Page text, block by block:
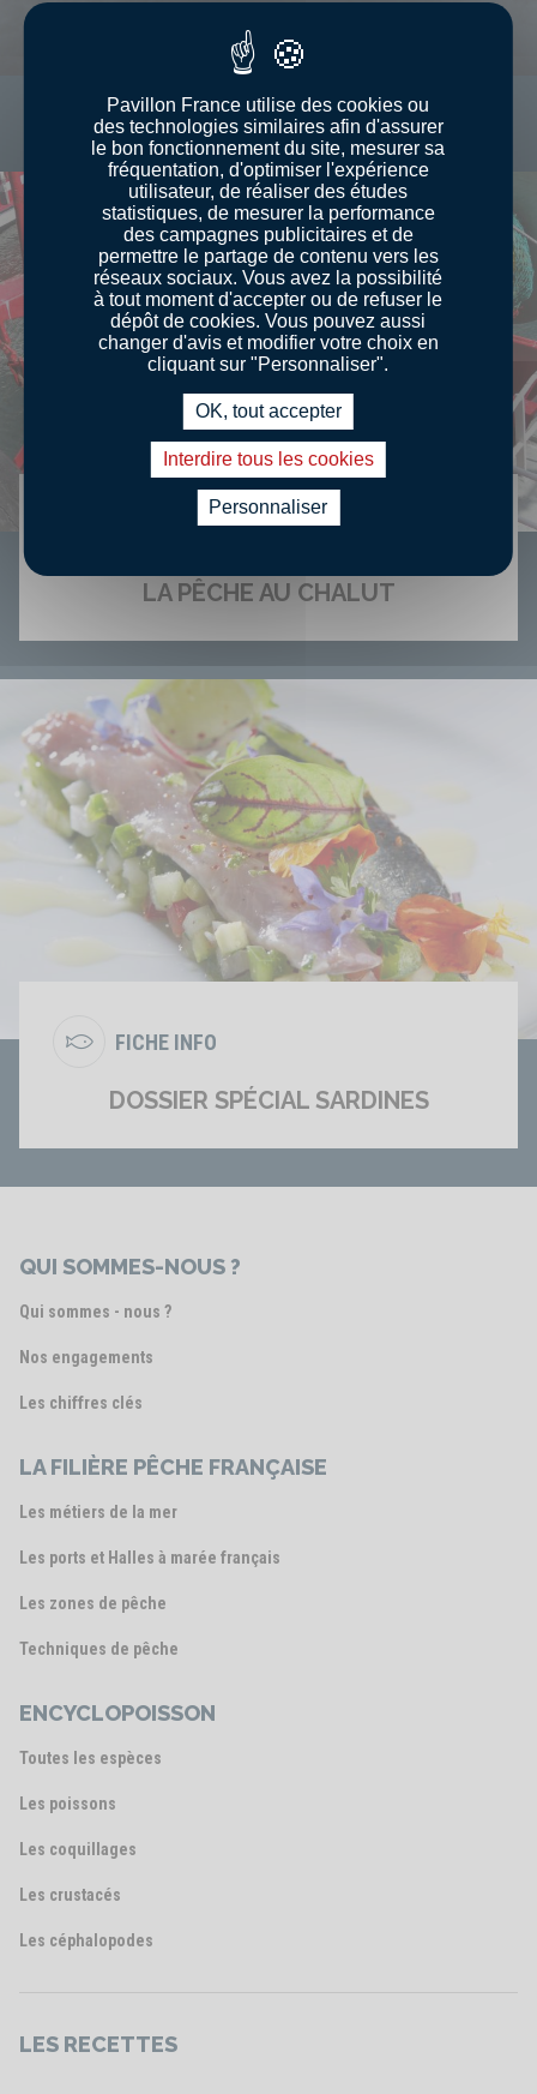
EN SAVOIR PLUS
LES TECHNIQUES DE PÊCHE
LA PÊCHE AU CHALUT
FICHE INFO
DOSSIER SPÉCIAL SARDINES
QUI SOMMES-NOUS ?
Qui sommes - nous ?
Nos engagements
Les chiffres clés
LA FILIÈRE PÊCHE FRANÇAISE
Les métiers de la mer
Les ports et Halles à marée français
Les zones de pêche
Techniques de pêche
ENCYCLOPOISSON
Toutes les espèces
Les poissons
Les coquillages
Les crustacés
Les céphalopodes
LES RECETTES
Pavillon France utilise des cookies ou
des technologies similaires afin d'assurer
le bon fonctionnement du site, mesurer sa
fréquentation, d'optimiser l'expérience
utilisateur, de réaliser des études
statistiques, de mesurer la performance
des campagnes publicitaires et de
permettre le partage de contenu vers les
réseaux sociaux. Vous avez la possibilité
à tout moment d'accepter ou de refuser le
dépôt de cookies. Vous pouvez aussi
changer d'avis et modifier votre choix en
cliquant sur "Personnaliser".
OK, tout accepter
Interdire tous les cookies
Personnaliser